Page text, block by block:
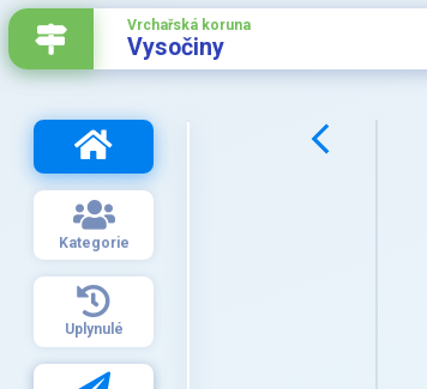
Vrchařská koruna
Vysočiny
Kategorie
Uplynulé